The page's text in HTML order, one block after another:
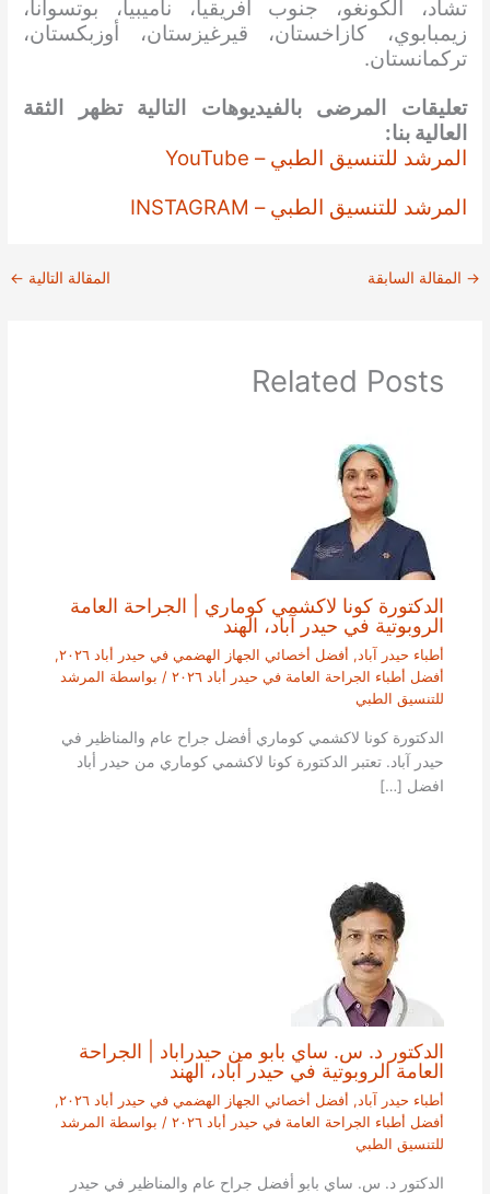
تشاد، الكونغو، جنوب أفريقيا، ناميبيا، بوتسوانا،
زيمبابوي، كازاخستان، قيرغيزستان، أوزبكستان،
تركمانستان.
تعليقات المرضى بالفيديوهات التالية تظهر الثقة
العالية بنا:
المرشد للتنسيق الطبي – YouTube
المرشد للتنسيق الطبي – INSTAGRAM
→ المقالة السابقة المقالة التالية ←
Related Posts
الدكتورة كونا لاكشمي كوماري | الجراحة العامة
الروبوتية في حيدر آباد، الهند
أطباء حيدر آباد, أفضل أخصائي الجهاز الهضمي في حيدر أباد ٢٠٢٦
,
أفضل أطباء الجراحة العامة في حيدر أباد ٢٠٢٦
/ بواسطة المرشد
للتنسيق الطبي
الدكتورة كونا لاكشمي كوماري أفضل جراح عام والمناظير في
حيدر آباد. تعتبر الدكتورة كونا لاكشمي كوماري من حيدر أباد
افضل […]
الدكتور د. س. ساي بابو من حيدراباد | الجراحة
العامة الروبوتية في حيدر آباد، الهند
أطباء حيدر آباد, أفضل أخصائي الجهاز الهضمي في حيدر أباد ٢٠٢٦
,
أفضل أطباء الجراحة العامة في حيدر أباد ٢٠٢٦
/ بواسطة المرشد
للتنسيق الطبي
الدكتور د. س. ساي بابو أفضل جراح عام والمناظير في حيدر